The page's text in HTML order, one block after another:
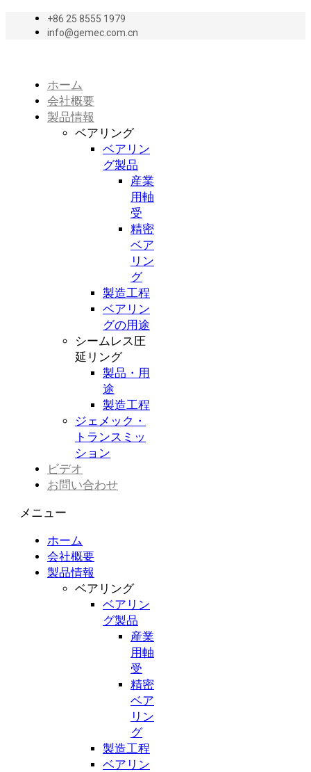
+86 25 8555 1979
info@gemec.com.cn
ホーム
会社概要
製品情報
ベアリング
ベアリン
グ製品
産業
用軸
受
精密
ベア
リン
グ
製造工程
ベアリン
グの用途
シームレス圧
延リング
製品・用
途
製造工程
ジェメック・
トランスミッ
ション
ビデオ
お問い合わせ
メニュー
ホーム
会社概要
製品情報
ベアリング
ベアリン
グ製品
産業
用軸
受
精密
ベア
リン
グ
製造工程
ベアリン